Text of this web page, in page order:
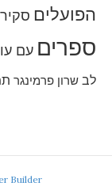
הפועלים
ספרים עם
לב שרון פרמינגר
Builder